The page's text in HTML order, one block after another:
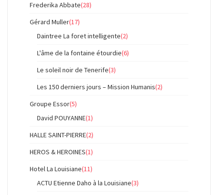
Frederika Abbate(28)
Gérard Muller(17)
Daintree La foret intelligente(2)
L'âme de la fontaine étourdie(6)
Le soleil noir de Tenerife(3)
Les 150 derniers jours – Mission Humanis(2)
Groupe Essor(5)
David POUYANNE(1)
HALLE SAINT-PIERRE(2)
HEROS & HEROINES(1)
Hotel La Louisiane(11)
ACTU Etienne Daho à la Louisiane(3)